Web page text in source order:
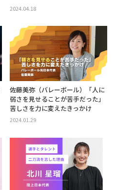
2024.04.18
佐藤美弥（バレーボール）「人に
弱さを見せることが苦手だった」
苦しさを力に変えたきっかけ
2024.01.29